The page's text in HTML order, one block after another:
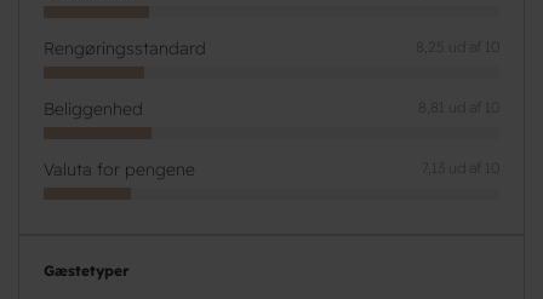
Rengøringsstandard 8,25 ud af 10
Beliggenhed 8,81 ud af 10
Valuta for pengene 7,13 ud af 10
Gæstetyper